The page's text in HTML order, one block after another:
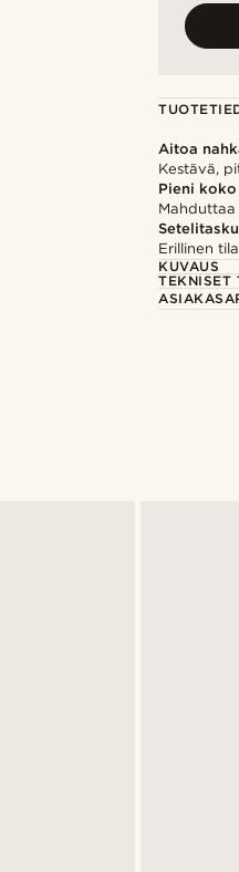
Aitoa
Kestävä,
Pieni koko
Setelitasku
Erillinen
KUVAUS
TEKNISET